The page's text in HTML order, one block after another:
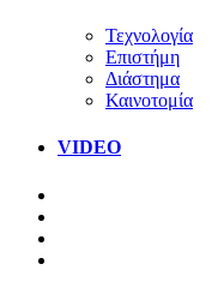
Τεχνολογία
Επιστήμη
Διάστημα
Καινοτομία
VIDEO